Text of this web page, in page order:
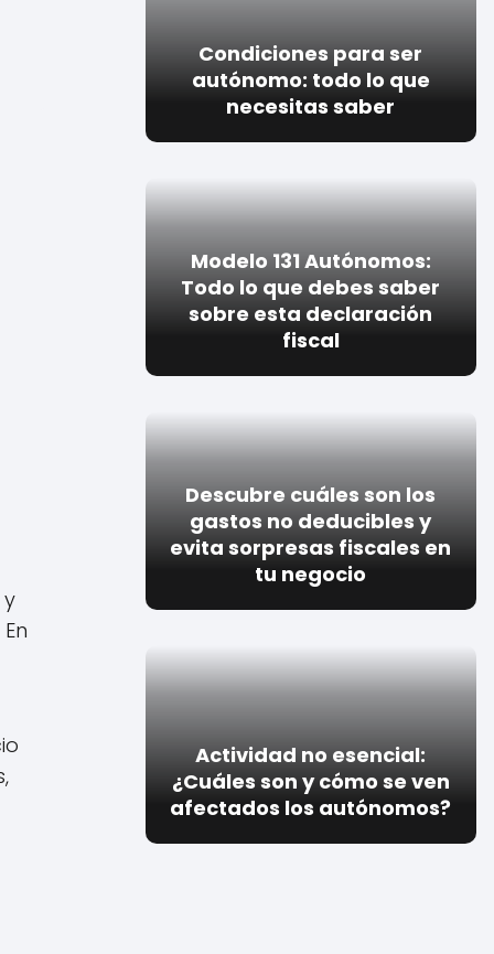
Condiciones para ser
autónomo: todo lo que
necesitas saber
Modelo 131 Autónomos:
Todo lo que debes saber
sobre esta declaración
fiscal
Descubre cuáles son los
gastos no deducibles y
evita sorpresas fiscales en
tu negocio
Actividad no esencial:
¿Cuáles son y cómo se ven
afectados los autónomos?